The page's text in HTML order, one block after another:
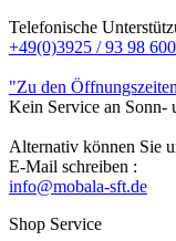
Telefonische
+49(0)3925 / 93 98 600
"Zu den
Kein Service an Sonn-
Alternativ können Sie
E-Mail schreiben :
info@mobala-sft.de
Shop Service